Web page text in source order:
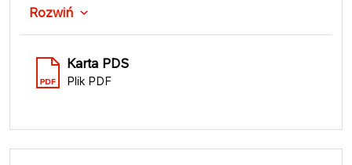
Rozwiń
Karta PDS
Plik PDF